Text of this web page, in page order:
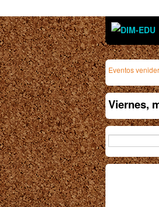
Eventos
Viernes,